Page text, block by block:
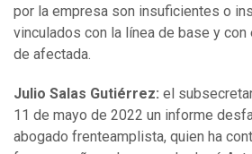
por la empresa son insuficientes o
vinculados con la línea de base y con
de afectada.
Julio Salas Gutiérrez: el
11 de mayo de 2022 un informe
abogado frenteamplista, quien ha